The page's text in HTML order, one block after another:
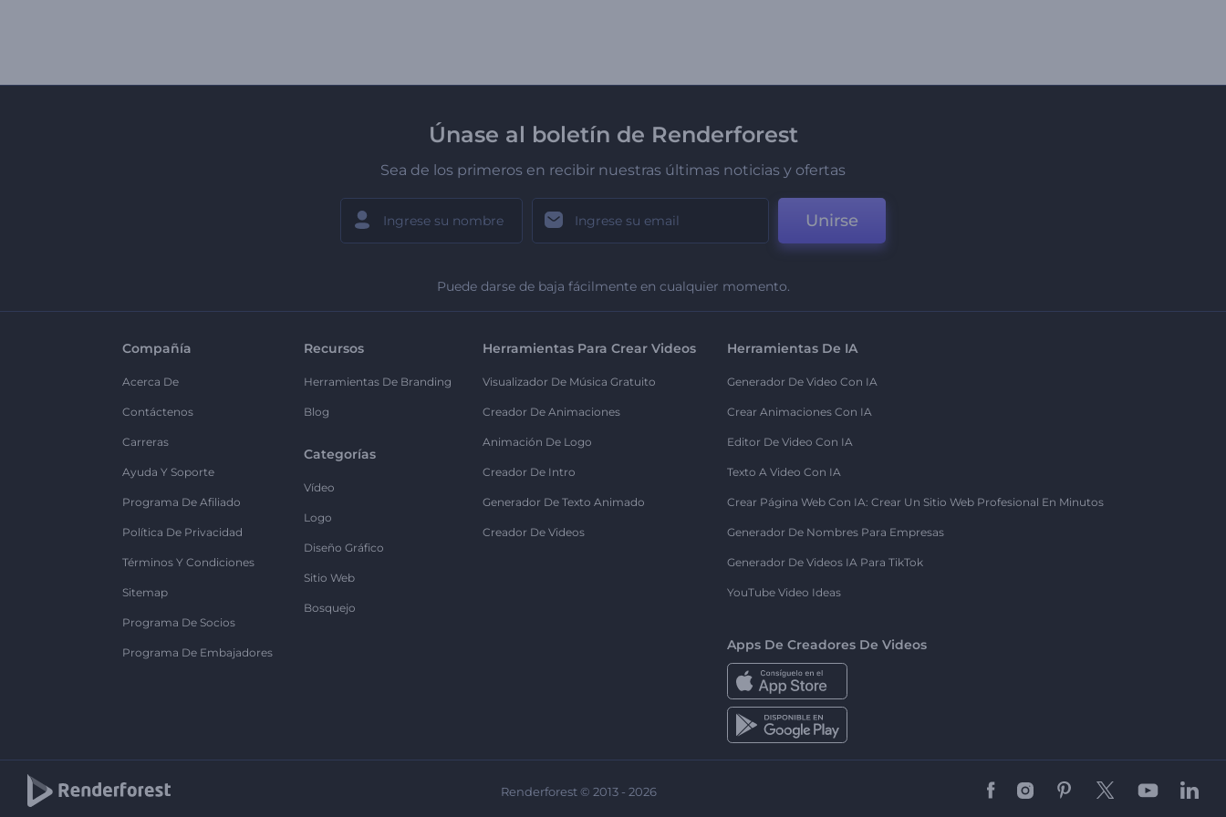
Únase al boletín de Renderforest
Sea de los primeros en recibir nuestras últimas noticias y ofertas
Unirse
Puede darse de baja fácilmente en cualquier momento.
Compañía
Acerca De
Contáctenos
Carreras
Ayuda Y Soporte
Programa De Afiliado
Política De Privacidad
Términos Y Condiciones
Sitemap
Programa De Socios
Programa De Embajadores
Recursos
Herramientas De Branding
Blog
Categorías
Vídeo
Logo
Diseño Gráfico
Sitio Web
Bosquejo
Herramientas Para Crear Videos
Visualizador De Música Gratuito
Creador De Animaciones
Animación De Logo
Creador De Intro
Generador De Texto Animado
Creador De Videos
Herramientas De IA
Generador De Video Con IA
Crear Animaciones Con IA
Editor De Video Con IA
Texto A Video Con IA
Crear Página Web Con IA: Crear Un Sitio Web Profesional En Minutos
Generador De Nombres Para Empresas
Generador De Videos IA Para TikTok
YouTube Video Ideas
Apps De Creadores De Videos
Renderforest © 2013 - 2026